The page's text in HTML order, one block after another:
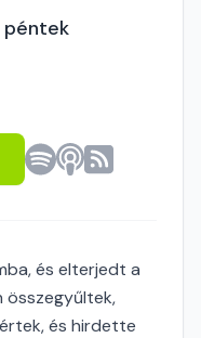
péntek
és elterjedt a
összegyűltek,
és hirdette